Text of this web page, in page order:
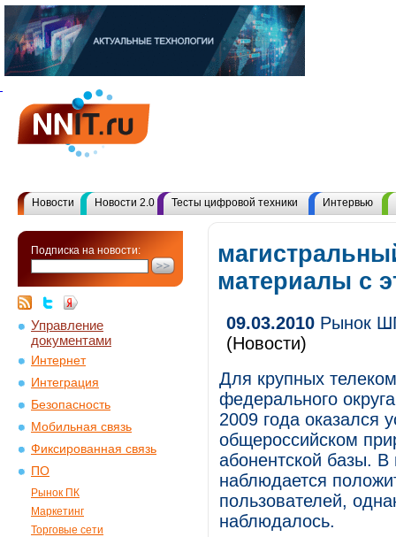
Новости Новости 2.0 Тесты цифровой техники Интервью
Подписка на новости:
Управление
документами
Интернет
Интеграция
Безопасность
Мобильная связь
Фиксированная связь
ПО
Рынок ПК
Маркетинг
Торговые сети
материалы с
09.03.2010 Рынок
(Новости)
Для крупных
федерального
2009 года оказался
общероссийском
абонентской базы.
наблюдается
пользователей,
наблюдалось.